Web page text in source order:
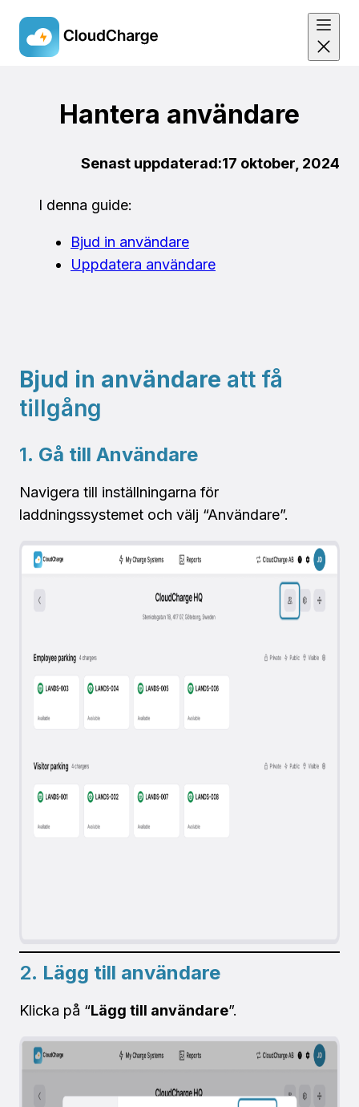
Hantera användare
Senast uppdaterad:17 oktober, 2024
I denna guide:
Bjud in användare
Uppdatera användare
Bjud in användare att få
tillgång
1. Gå till Användare
Navigera till inställningarna för
laddningssystemet och välj “Användare”.
2. Lägg till användare
Klicka på “Lägg till användare”.